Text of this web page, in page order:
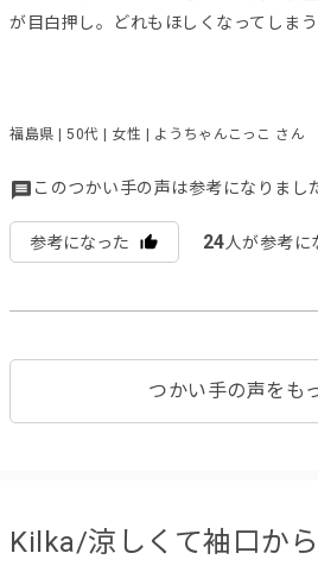
が目白押し。どれもほしくなってしま
福島県 | 50代 | 女性 | ようちゃんこっこ さん
このつかい手の声は参考になりまし
参考になった 24人が参考に
つかい手の声をも
Kilka/涼しくて袖口か